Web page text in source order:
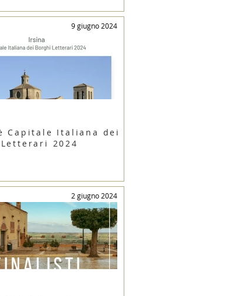
9 giugno 2024
Capitale Italiana dei
2024
2 giugno 2024